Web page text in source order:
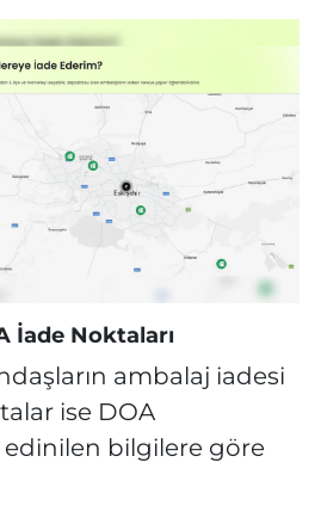
İade Noktaları
ambalaj iadesi
ise DOA
edinilen bilgilere göre